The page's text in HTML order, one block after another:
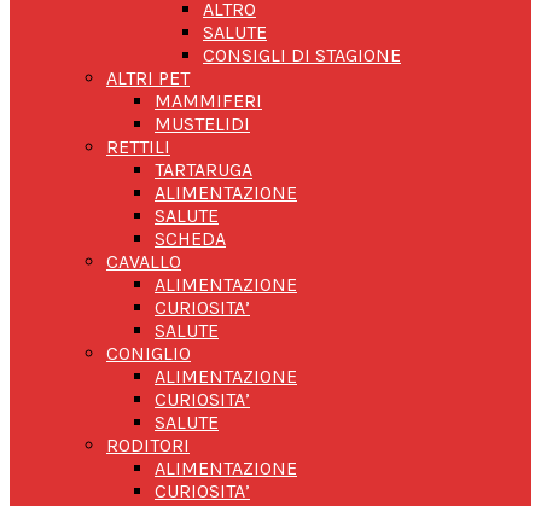
ALTRO
SALUTE
CONSIGLI DI STAGIONE
ALTRI PET
MAMMIFERI
MUSTELIDI
RETTILI
TARTARUGA
ALIMENTAZIONE
SALUTE
SCHEDA
CAVALLO
ALIMENTAZIONE
CURIOSITA’
SALUTE
CONIGLIO
ALIMENTAZIONE
CURIOSITA’
SALUTE
RODITORI
ALIMENTAZIONE
CURIOSITA’